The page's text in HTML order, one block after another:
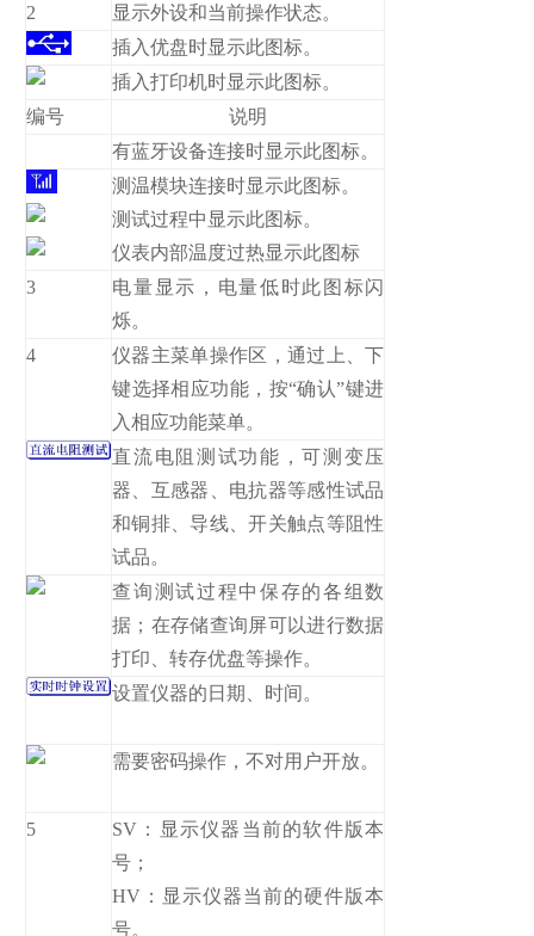
2
显示外设和当前操作状态。
插入优盘时显示此图标。
插入打印机时显示此图标。
编号
说明
有蓝牙设备连接时显示此图标。
测温模块连接时显示此图标。
测试过程中显示此图标。
仪表内部温度过热显示此图标
3
电量显示，电量低时此图标闪
烁。
4
仪器主菜单操作区，通过上、下
键选择相应功能，按“确认”键进
入相应功能菜单。
直流电阻测试功能，可测变压
器、互感器、电抗器等感性试品
和铜排、导线、开关触点等阻性
试品。
查询测试过程中保存的各组数
据；在存储查询屏可以进行数据
打印、转存优盘等操作。
设置仪器的日期、时间。
需要密码操作，不对用户开放。
5
SV：显示仪器当前的软件版本
号；
HV：显示仪器当前的硬件版本
号。